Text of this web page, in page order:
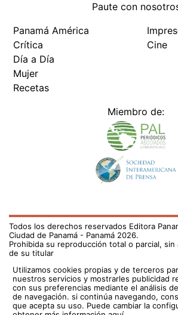
Paute con
Panamá América
Crítica
Día a Día
Mujer
Recetas
Cine
Miembro de:
Todos los derechos reservados Editora
Ciudad de Panamá - Panamá 2026.
Prohibida su reproducción total o parcial,
de su titular
Utilizamos cookies propias y de terceros
nuestros servicios y mostrarles publicidad
con sus preferencias mediante el análisis
de navegación. si continúa navegando,
que acepta su uso. Puede cambiar la